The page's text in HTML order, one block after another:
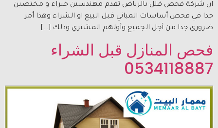
ان شركة فحص فلل بالرياض تقدم مهندسين خبراء و مختصين
جدا في فحص أساسات المباني قبل البيع او الشراء وهذا أمر
ضروري جدا من أجل الجميع وأولهم المشتري وذلك […]
فحص المنازل قبل الشراء
0534118887